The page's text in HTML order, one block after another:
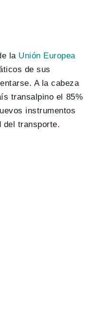
la Unión Europea
de sus
A la cabeza
transalpino el 85%
instrumentos
del transporte.